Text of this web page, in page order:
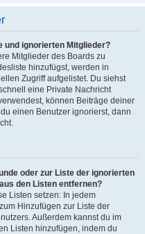
und ignorierten Mitglieder?
Mitglieder des Boards zu
hinzufügst, werden in
Zugriff aufgelistet. Du siehst
eine Private Nachricht
können Beiträge deiner
einen Benutzer ignorierst, dann
oder zur Liste der ignorierten
den Listen entfernen?
Listen setzen: In jedem
Hinzufügen zur Liste der
Außerdem kannst du im
Listen hinzufügen, indem du